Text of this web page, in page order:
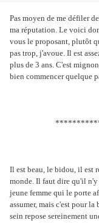
Pas moyen de me défiler
ma réputation. Le voici
vous le proposant, plutôt
pas trop, j'avoue. Il est
plus de 3 ans. C'est
bien commencer quelque
Il est beau, le bidou, il est
monde. Il faut dire qu'il n'y
jeune femme qui le porte
assumer, mais c'est pour
sein repose sereinement